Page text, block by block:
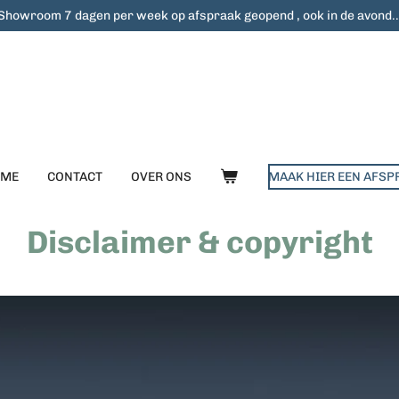
7 dagen per week op afspraak geopend , ook in de
CONTACT OVER ONS MAAK HIER EEN
Disclaimer & copyright